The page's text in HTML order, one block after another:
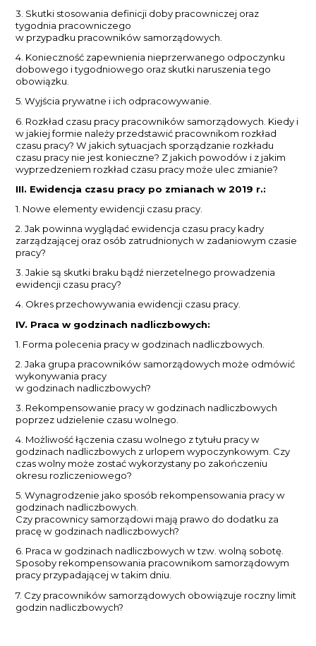
3. Skutki stosowania definicji doby pracowniczej oraz
tygodnia pracowniczego
w przypadku pracowników samorządowych.
4. Konieczność zapewnienia nieprzerwanego odpoczynku
dobowego i tygodniowego oraz skutki naruszenia tego
obowiązku.
5. Wyjścia prywatne i ich odpracowywanie.
6. Rozkład czasu pracy pracowników samorządowych. Kiedy i
w jakiej formie należy przedstawić pracownikom rozkład
czasu pracy? W jakich sytuacjach sporządzanie rozkładu
czasu pracy nie jest konieczne? Z jakich powodów i z jakim
wyprzedzeniem rozkład czasu pracy może ulec zmianie?
III. Ewidencja czasu pracy po zmianach w 2019 r.:
1. Nowe elementy ewidencji czasu pracy.
2. Jak powinna wyglądać ewidencja czasu pracy kadry
zarządzającej oraz osób zatrudnionych w zadaniowym czasie
pracy?
3. Jakie są skutki braku bądź nierzetelnego prowadzenia
ewidencji czasu pracy?
4. Okres przechowywania ewidencji czasu pracy.
IV. Praca w godzinach nadliczbowych:
1. Forma polecenia pracy w godzinach nadliczbowych.
2. Jaka grupa pracowników samorządowych może odmówić
wykonywania pracy
w godzinach nadliczbowych?
3. Rekompensowanie pracy w godzinach nadliczbowych
poprzez udzielenie czasu wolnego.
4. Możliwość łączenia czasu wolnego z tytułu pracy w
godzinach nadliczbowych z urlopem wypoczynkowym. Czy
czas wolny może zostać wykorzystany po zakończeniu
okresu rozliczeniowego?
5. Wynagrodzenie jako sposób rekompensowania pracy w
godzinach nadliczbowych.
Czy pracownicy samorządowi mają prawo do dodatku za
pracę w godzinach nadliczbowych?
6. Praca w godzinach nadliczbowych w tzw. wolną sobotę.
Sposoby rekompensowania pracownikom samorządowym
pracy przypadającej w takim dniu.
7. Czy pracowników samorządowych obowiązuje roczny limit
godzin nadliczbowych?